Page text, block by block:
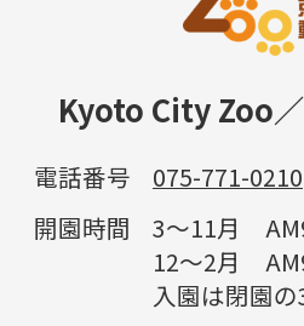
Kyoto City Zoo
電話番号
075-771-0210
開園時間
3～11月
12～2月
入園は閉園